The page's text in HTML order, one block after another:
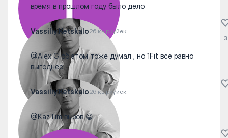
время в прошлом году было дело
Vassiliy.Ketskalo26 қыркүйек
@Alex G об этом тоже думал , но 1Fit все равно
выгоднее
3
Vassiliy.Ketskalo26 қыркүйек
@KazTim вызов 😀